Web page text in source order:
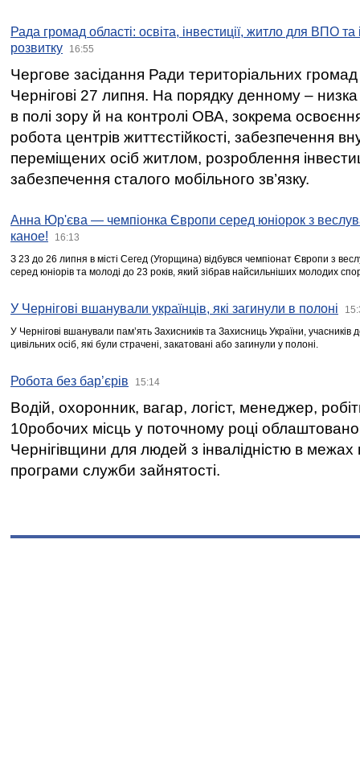
Рада громад області: освіта, інвестиції, житло для ВПО
розвитку
16:55
Чергове засідання Ради територіальних громад
Чернігові 27 липня. На порядку денному –
в полі зору й на контролі ОВА, зокрема освоєння
робота центрів життєстійкості, забезпечення
переміщених осіб житлом, розроблення
забезпечення сталого мобільного зв’язку.
Анна Юр'єва — чемпіонка Європи серед юніорок з
каное!
16:13
З 23 до 26 липня в місті Сегед (Угорщина) відбувся чемпіонат Європи з
серед юніорів та молоді до 23 років, який зібрав найсильніших молодих
У Чернігові вшанували українців, які загинули в полоні
У Чернігові вшанували пам’ять Захисників та Захисниць України,
цивільних осіб, які були страчені, закатовані або загинули у полоні.
Робота без бар’єрів 15:14
Водій, охоронник, вагар, логіст, менеджер,
10робочих місць у поточному році
Чернігівщини для людей з інвалідністю в межах
програми служби зайнятості.